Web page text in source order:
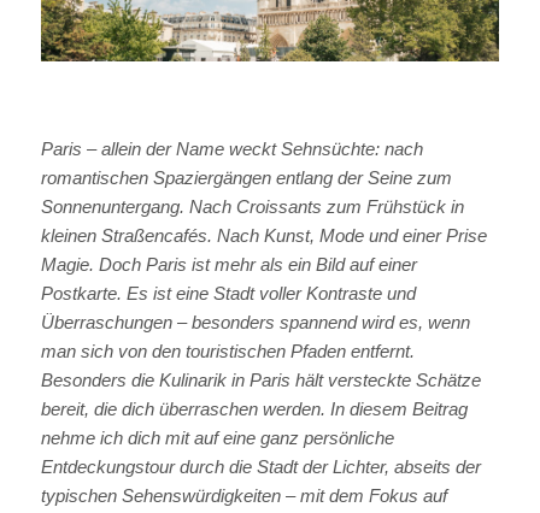
Paris – allein der Name weckt Sehnsüchte: nach
romantischen Spaziergängen entlang der Seine zum
Sonnenuntergang. Nach Croissants zum Frühstück in
kleinen Straßencafés. Nach Kunst, Mode und einer Prise
Magie. Doch Paris ist mehr als ein Bild auf einer
Postkarte. Es ist eine Stadt voller Kontraste und
Überraschungen – besonders spannend wird es, wenn
man sich von den touristischen Pfaden entfernt.
Besonders die Kulinarik in Paris hält versteckte Schätze
bereit, die dich überraschen werden. In diesem Beitrag
nehme ich dich mit auf eine ganz persönliche
Entdeckungstour durch die Stadt der Lichter, abseits der
typischen Sehenswürdigkeiten – mit dem Fokus auf